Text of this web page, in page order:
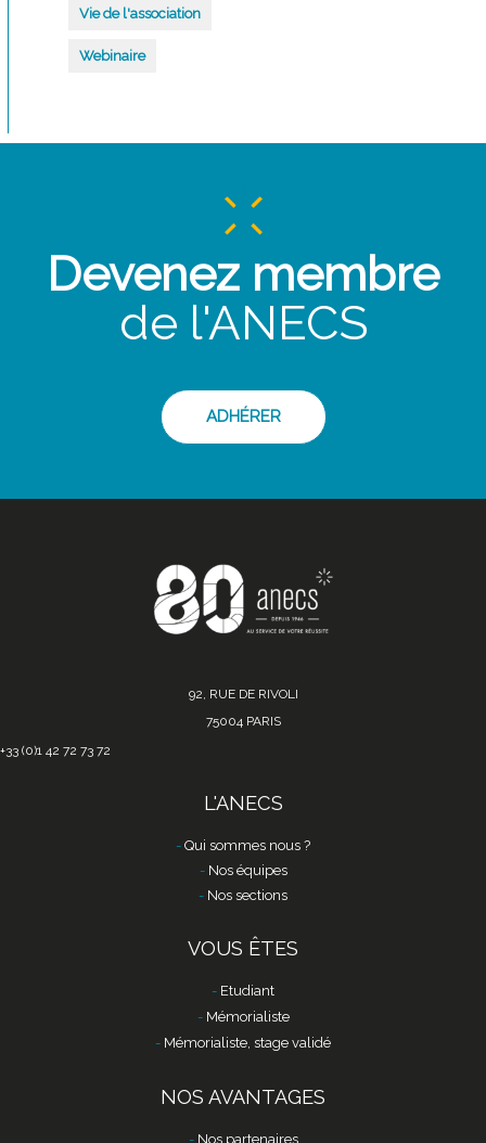
Vie de l'association
Webinaire
Devenez membre
de l'ANECS
ADHÉRER
92, RUE DE RIVOLI
75004 PARIS
+33 (0)1 42 72 73 72
L'ANECS
Qui sommes nous ?
Nos équipes
Nos sections
VOUS ÊTES
Etudiant
Mémorialiste
Mémorialiste, stage validé
NOS AVANTAGES
Nos partenaires